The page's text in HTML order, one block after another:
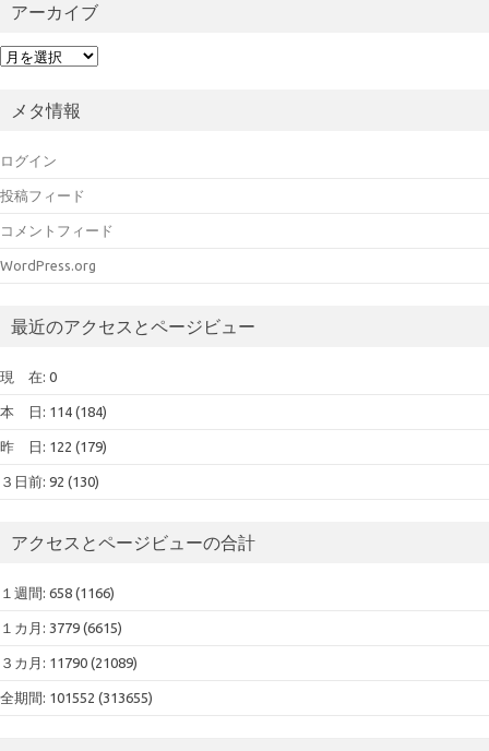
アーカイブ
ア
イメタ情報
ログイン
投稿フィード
コメントフィード
WordPress.org
最近のアクセスとページビュー
現 在: 0
本 日: 114 (184)
昨 日: 122 (179)
３日前: 92 (130)
アクセスとページビューの合計
１週間: 658 (1166)
１カ月: 3779 (6615)
３カ月: 11790 (21089)
全期間: 101552 (313655)